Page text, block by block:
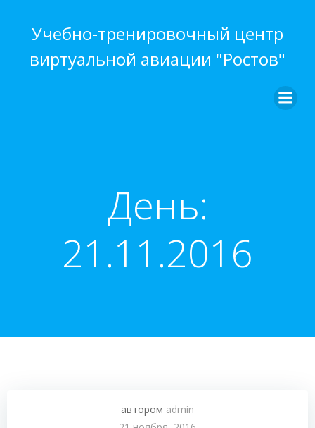
содержимому
Учебно-тренировочный центр
виртуальной авиации "Ростов"
День:
21.11.2016
автором admin